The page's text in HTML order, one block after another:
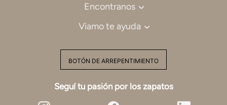
Encontranos
Viamo te ayuda
BOTÓN DE ARREPENTIMIENTO
Seguí tu pasión por los zapatos